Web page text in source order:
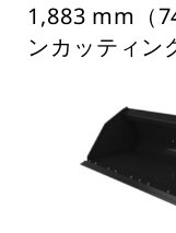
1,883 mm（
ンカッティン